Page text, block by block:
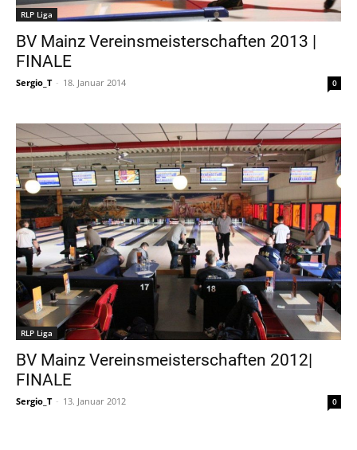
RLP Liga
BV Mainz Vereinsmeisterschaften 2013 |
FINALE
Sergio_T - 18. Januar 2014 0
RLP Liga
BV Mainz Vereinsmeisterschaften 2012|
FINALE
Sergio_T - 13. Januar 2012 0